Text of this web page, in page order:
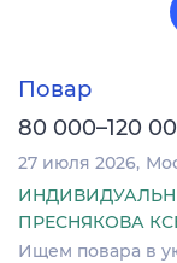
Повар
80 000–120
27 июля 2026
ПРЕСНЯКОВА
Ищем повара в